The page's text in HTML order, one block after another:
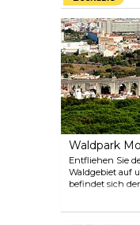
Im Laufe der
portugiesischen
Ablegeplatz
Lissabon. Im
mit dem
UNESCO-
Waldpark
Entfliehen Sie
Waldgebiet auf
befindet sich
Besuchern